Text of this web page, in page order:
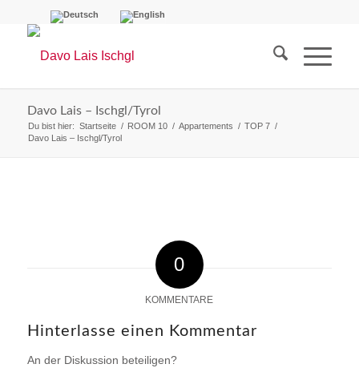
Davo Lais – Ischgl/Tyrol
Du bist hier: Startseite / ROOM 10 / Appartements / TOP 7 /
Davo Lais – Ischgl/Tyrol
0
KOMMENTARE
Hinterlasse einen Kommentar
An der Diskussion beteiligen?